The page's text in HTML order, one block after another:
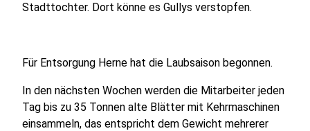
Stadttochter. Dort könne es Gullys verstopfen.
Für Entsorgung Herne hat die Laubsaison begonnen.
In den nächsten Wochen werden die Mitarbeiter jeden
Tag bis zu 35 Tonnen alte Blätter mit Kehrmaschinen
einsammeln, das entspricht dem Gewicht mehrerer